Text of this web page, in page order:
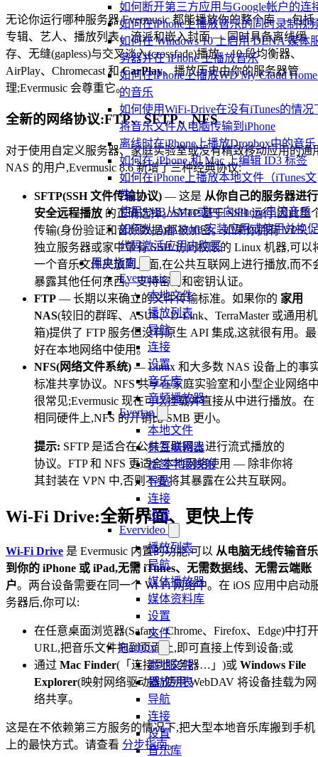
如何断开第三方应用与Google帐户的连
如何在iPhone上播放音乐的同时录制视
如何在 Windows 10 上启用 DLNA 媒体
务器并在 iPhone 上播放音乐
如何在iPhone上播放WD My Cloud
的音乐
如何使用WiFi-Drive在没有iTunes的情况
将音乐文件从电脑传输到iPhone
离线时在iPhone上播放Dropbox中的音乐
如何在 iPhone 和 Mac 上编辑 ID3 标签
如何在iPhone上播放本地文件（iTunes文
件）
使用SMB从Mac或PC向iPhone串流音乐
如何从 App Store 安装应用或使用兑换
代码激活应用内购买
用户指南
Evermusic
本地文件
播放列表
导航
连接
设置
音乐库
音频播放器
Evertag
本地文件
标签编辑器
标签字段映射
导航
连接
设置
Evervideo
播放列表
导航
媒体播放器
媒体资料库
设置
文件
Flacbox
本地文件
播放列表
导航
连接
设置
音乐库
无论你运行哪种服务器,Evermusic 都能播放你的整个库 — 包括
专辑、艺人、播放列表、流派和嵌入封面 — 同时具备离线缓
存、无缝(gapless)与交叉淡入(crossfade)播放、10 段均衡器、
AirPlay、Chromecast 和CarPlay。播放历史由你的服务器管
理;Evermusic 会尊重它。
全新的网络协议:FTP、SFTP、NFS
对于使用自定义服务器、家庭实验室或没有精致移动应用的通
NAS 的用户,Evermusic 8.6 新增了三种经典协议:
SFTP(SSH 文件传输协议) — 这是 从你自己的服务器进行
安全远程播放 的正确选择。SFTP 基于 SSH 运行,因此整
传输(身份验证和音频数据)都被加密。如果你拥有 VPS、
独立服务器或家中带有 SSH 访问权限的 Linux 机器,可以
一个音乐文件夹放到上面,在公共互联网上进行播放,而不
暴露其他任何东西。支持密码和密钥认证。
FTP — 长期以来确立的文件传输标准。如果你的 家用
NAS(较旧的群晖、ASUS、D-Link、TerraMaster 或通用机
箱)提供了 FTP 服务但没有原生 API 集成,这就很有用。最
好在本地网络中使用。
NFS(网络文件系统) — Linux 和大多数 NAS 设备上的事
标准共享协议。NFS 共享在家庭实验室和小型企业网络
很常见;Evermusic 现在可以挂载并直接从中进行播放。在
相同硬件上,NFS 的开销比 SMB 更小。
提示: SFTP 是适合在公共互联网上进行流式播放的
协议。FTP 和 NFS 更适合本地网络使用 — 除非你将
其封装在 VPN 中,否则不要将其暴露在公共互联网。
Wi-Fi Drive:全新界面、更快上传
Wi-Fi Drive 是 Evermusic 内置的功能,可以 从电脑无线传输音乐
到你的 iPhone 或 iPad,无需 iTunes、无需数据线、无需云端账
户。两台设备需要在同一个 Wi-Fi 网络中。在 iOS 应用中启动
务器后,你可以:
在任意桌面浏览器(Safari、Chrome、Firefox、Edge)中打开
URL,把音乐文件拖到页面上,即可直接上传到设备;或
通过 Mac Finder(「连接到服务器…」)或 Windows File
Explorer(映射网络驱动器)使用 WebDAV 将设备挂载为网
络共享。
这是在不依赖第三方服务的情况下,把大型本地音乐库搬到手机
上的最快方式。请查看 分步指南。